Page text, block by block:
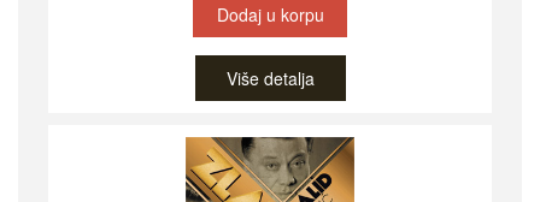
Dodaj u korpu
Više detalja